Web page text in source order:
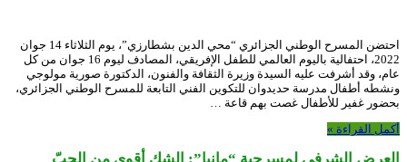
احتضن المسرح الوطني الجزائري “محي الدين بشطارزي”، يوم الثلاثاء 14 جوان
2022، احتفالية باليوم العالمي للطفل الإفريقي، المصادف ليوم 16 جوان من كل
عام، وقد أشرفت عليه السيدة وزيرة الثقافة والفنون، الدكتورة صورية مولوجي
ونشطه أطفال مدرسة حديدوان للتكوين الفني التابعة للمسرح الوطني الجزائري،
بحضور غفير للأطفال غصت بهم قاعة …
أكمل القراءة »